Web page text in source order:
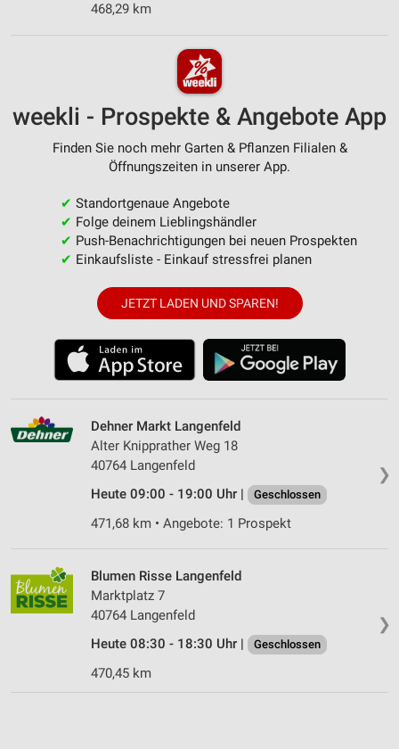
468,29 km
weekli - Prospekte & Angebote App
Finden Sie noch mehr Garten & Pflanzen Filialen &
Öffnungszeiten in unserer App.
✔ Standortgenaue Angebote
✔ Folge deinem Lieblingshändler
✔ Push-Benachrichtigungen bei neuen Prospekten
✔ Einkaufsliste - Einkauf stressfrei planen
JETZT LADEN UND SPAREN!
❯
Dehner Markt Langenfeld
Alter Knipprather Weg 18
40764 Langenfeld
Heute 09:00 - 19:00 Uhr |
Geschlossen
471,68 km • Angebote: 1 Prospekt
❯
Blumen Risse Langen­feld
Marktplatz 7
40764 Langen­feld
Heute 08:30 - 18:30 Uhr |
Geschlossen
470,45 km